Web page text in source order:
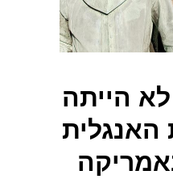
הייתה
האנגלית